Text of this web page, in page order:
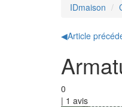
IDmaison
◀Article
0
| 1 avis